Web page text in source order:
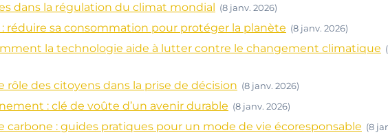
dans la régulation du climat mondial (8 janv. 2026)
réduire sa consommation pour protéger la planète (8 janv. 2026)
la technologie aide à lutter contre le changement climatique
rôle des citoyens dans la prise de décision (8 janv. 2026)
: clé de voûte d’un avenir durable (8 janv. 2026)
carbone : guides pratiques pour un mode de vie écoresponsable (8